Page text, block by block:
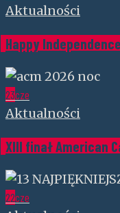
Aktualności
Happy
23cze
Aktualności
XIII finał American
22cze